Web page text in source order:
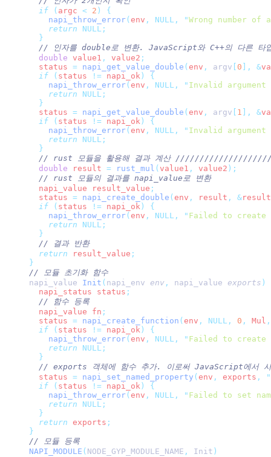
  if
( argc < 2 )
{
    napi_throw_error
( env , NULL, "Wrong number of
    return
NULL;
  }
// 인자를 double로 변환. JavaScript와 C++의 다른 타
  double
value1 , value2 ;
  status
= napi_get_value_double ( env , argv 0 ], &
  if
( status != napi_ok )
{
    napi_throw_error
( env , NULL, " Invalid argument
    return
NULL;
  }
  status
= napi_get_value_double ( env , argv 1 ], &
  if
( status != napi_ok )
{
    napi_throw_error
( env , NULL, " Invalid argument
    return
NULL;
  }
// rust 모듈을 활용해 결과 계산
  double
result = rust_mul ( value1 , value2 );
  // rust 모듈의 결과를 napi_value로 변환
  napi_value result_value
;
  status
= napi_create_double ( env , result , &
  if
( status != napi_ok )
{
    napi_throw_error
( env , NULL, " Failed to create
    return
NULL;
  }
  // 결과 반환
  return
result_value ;
}
// 모듈 초기화 함수
napi_value Init ( napi_env env , napi_value exports )
  napi_status status
;
  // 함수 등록
  napi_value fn
;
  status
= napi_create_function ( env , NULL, 0 , Mul ,
  if
( status != napi_ok )
{
    napi_throw_error
( env , NULL, " Failed to create
    return
NULL;
  }
// exports 객체에 함수 추가. 이로써 JavaScript에서
  status
= napi_set_named_property ( env , exports ,
"
  if
( status != napi_ok )
{
    napi_throw_error
( env , NULL, " Failed to set
    return
NULL;
  }
  return
exports ;
}
// 모듈 등록
NAPI_MODULE ( NODE_GYP_MODULE_NAME , Init )